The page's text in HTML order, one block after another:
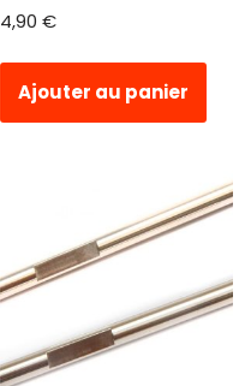
4,90 €
Ajouter au panier